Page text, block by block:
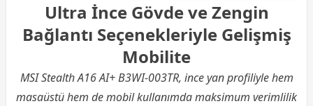
Ultra İnce Gövde ve Zengin
Bağlantı Seçenekleriyle Gelişmiş
Mobilite
MSI Stealth A16 AI+ B3WI-003TR, ince yan profiliyle hem
masaüstü hem de mobil kullanımda maksimum verimlilik